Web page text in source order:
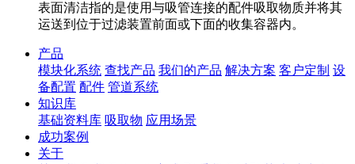
表面清洁指的是使用与吸管连接的配件吸取物质并将其
运送到位于过滤装置前面或下面的收集容器内。
产品
模块化系统 查找产品 我们的产品 解决方案 客户定制 设
备配置 配件 管道系统
知识库
基础资料库 吸取物 应用场景
成功案例
关于